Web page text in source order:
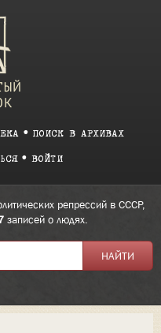
ПОИСК В АРХИВАХ
ВОЙТИ
репрессий в СССР,
записей о людях.